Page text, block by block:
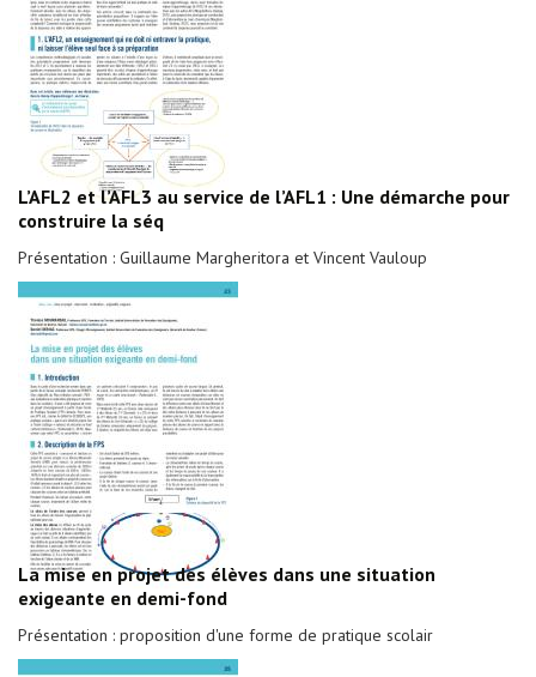
L’AFL2 et l’AFL3 au service de l’AFL1 : Une démarche pour
construire la séq
Présentation : Guillaume Margheritora et Vincent Vauloup
La mise en projet des élèves dans une situation
exigeante en demi-fond
Présentation : proposition d'une forme de pratique scolair